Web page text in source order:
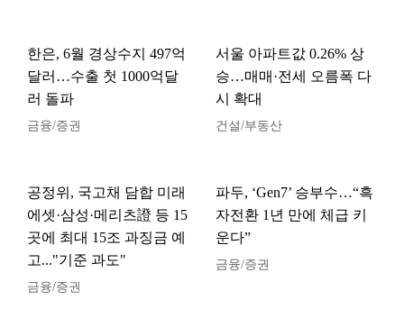
한은, 6월 경상수지 497억
달러…수출 첫 1000억달
러 돌파
금융/증권
서울 아파트값 0.26% 상
승…매매·전세 오름폭 다
시 확대
건설/부동산
공정위, 국고채 담합 미래
에셋·삼성·메리츠證 등 15
곳에 최대 15조 과징금 예
고..."기준 과도"
금융/증권
파두, ‘Gen7’ 승부수…“흑
자전환 1년 만에 체급 키
운다”
금융/증권